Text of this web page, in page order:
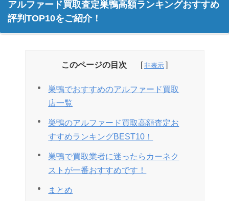
アルファード買取査定巣鴨高額ランキングおすすめ
評判TOP10をご紹介！
このページの目次
巣鴨でおすすめのアルファード買取
店一覧
巣鴨のアルファード買取高額査定お
すすめランキングBEST10！
巣鴨で買取業者に迷ったらカーネク
ストが一番おすすめです！
まとめ